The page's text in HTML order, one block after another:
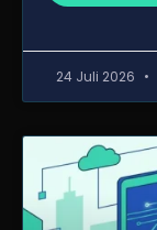
24 Juli 2026